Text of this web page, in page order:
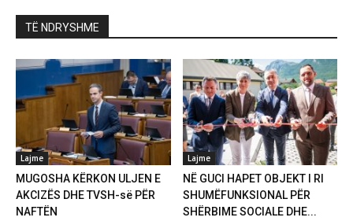
TË NDRYSHME
Lajme
MUGOSHA KËRKON ULJEN E
AKCIZËS DHE TVSH-së PËR
NAFTËN
Lajme
NË GUCI HAPET OBJEKT I RI
SHUMËFUNKSIONAL PËR
SHËRBIME SOCIALE DHE...